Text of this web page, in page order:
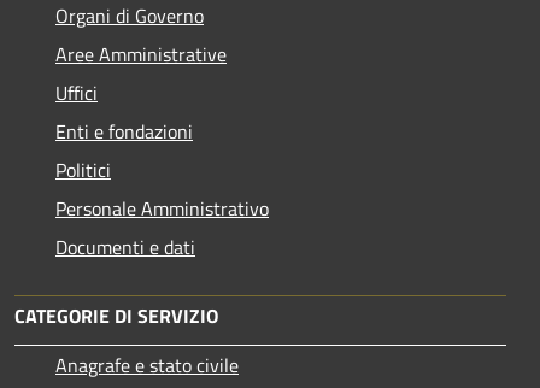
Organi di Governo
Aree Amministrative
Uffici
Enti e fondazioni
Politici
Personale Amministrativo
Documenti e dati
CATEGORIE DI SERVIZIO
Anagrafe e stato civile